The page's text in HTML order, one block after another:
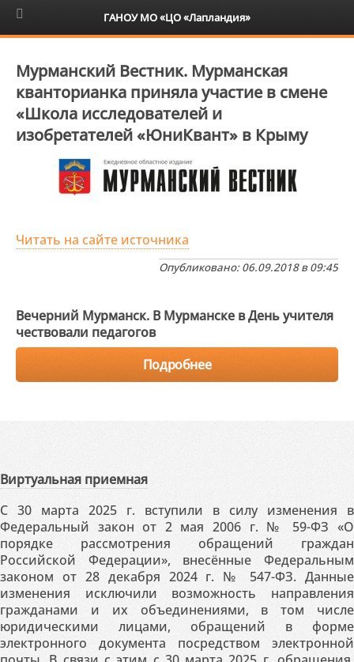
6+
Мурманский Вестник. Мурманская
кванторианка приняла участие в смене
«Школа исследователей и
изобретателей «ЮниКвант» в Крыму
Читать на сайте источника
Опубликовано: 06.09.2018 в 09:45
Вечерний Мурманск. В Мурманске в День учителя
чествовали педагогов
Подробнее
Виртуальная приемная
С 30 марта 2025 г. вступили в силу изменения в
Федеральный закон от 2 мая 2006 г. № 59-ФЗ «О
порядке рассмотрения обращений граждан
Российской Федерации», внесённые Федеральным
законом от 28 декабря 2024 г. № 547-ФЗ. Данные
изменения исключили возможность направления
гражданами и их объединениями, в том числе
юридическими лицами, обращений в форме
электронного документа посредством электронной
ГАНОУ МО «ЦО «Лапландия»